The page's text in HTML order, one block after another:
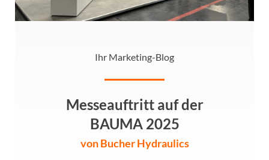
Ihr Marketing-Blog
Messeauftritt auf der
BAUMA 2025
von Bucher Hydraulics